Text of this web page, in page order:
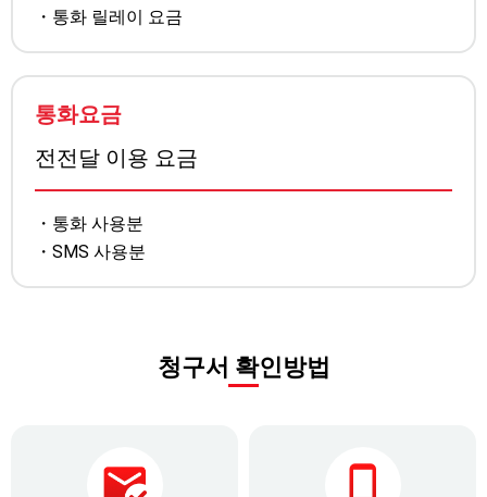
통화 릴레이 요금
통화요금
전전달 이용 요금
통화 사용분
SMS 사용분
청구서 확인방법